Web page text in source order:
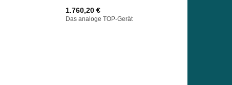
1.760,20 €
Das analoge TOP-Gerät